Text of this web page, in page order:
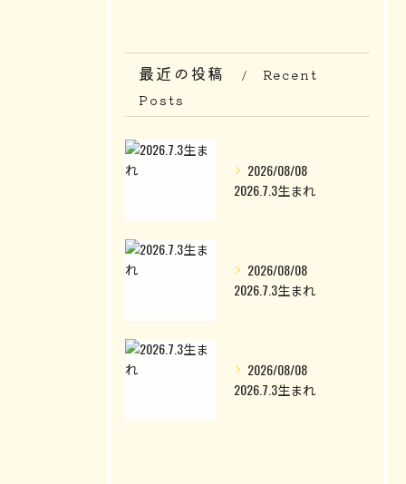
最近の投稿
Recent
Posts
2026/08/08
2026.7.3生まれ
2026/08/08
2026.7.3生まれ
2026/08/08
2026.7.3生まれ